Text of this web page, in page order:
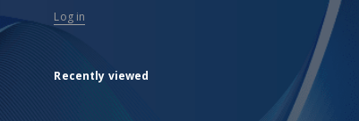
Log in
Recently viewed